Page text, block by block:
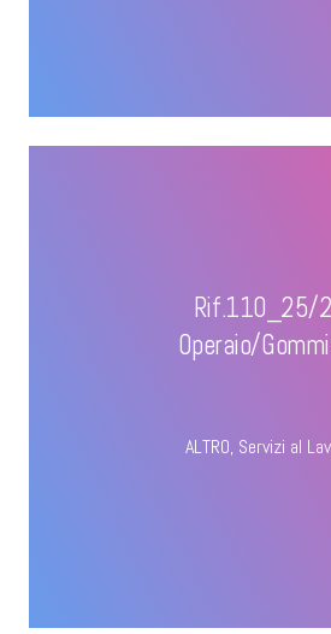
Rif.110_25/
Operaio/
ALTRO, Servizi al